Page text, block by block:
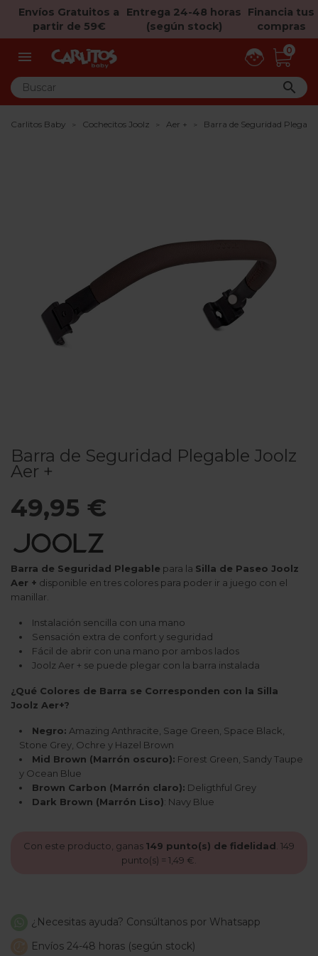
Envíos Gratuitos a
partir de 59€
Entrega 24-48 horas
(según stock)
Financia tus
compras
 0

Carlitos Baby Cochecitos Joolz Aer + Barra de Seguridad
Barra de Seguridad Plegable Joolz
Aer +
49,95 €
Barra de Seguridad Plegable para la Silla de Paseo Joolz
Aer + disponible en tres colores para poder ir a juego con el
manillar.
Instalación sencilla con una mano
Sensación extra de confort y seguridad
Fácil de abrir con una mano por ambos lados
Joolz Aer + se puede plegar con la barra instalada
¿Qué Colores de Barra se Corresponden con la Silla
Joolz Aer+?
Negro: Amazing Anthracite, Sage Green, Space Black,
Stone Grey, Ochre y Hazel Brown
Mid Brown (Marrón oscuro): Forest Green, Sandy Taupe
y Ocean Blue
Brown Carbon (Marrón claro): Deligthful Grey
Dark Brown (Marrón Liso): Navy Blue
Con este producto, ganas 149 punto(s) de fidelidad 149
punto(s) = 1,49 €
¿Necesitas ayuda? Consúltanos por Whatsapp
Envíos 24-48 horas (según stock)